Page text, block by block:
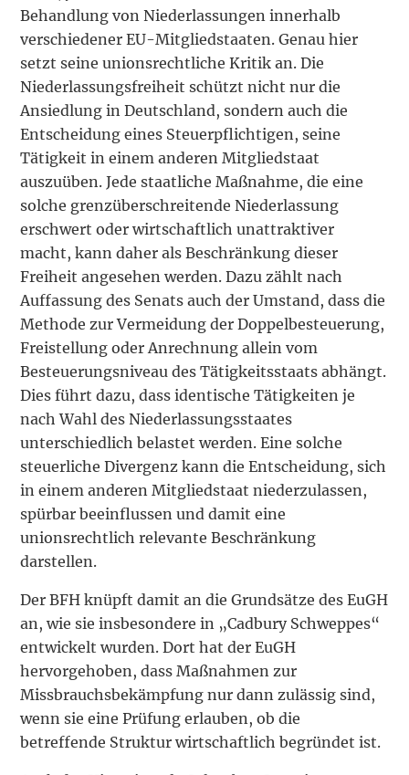
Behandlung von Niederlassungen innerhalb
verschiedener EU-Mitgliedstaaten. Genau hier
setzt seine unionsrechtliche Kritik an. Die
Niederlassungsfreiheit schützt nicht nur die
Ansiedlung in Deutschland, sondern auch die
Entscheidung eines Steuerpflichtigen, seine
Tätigkeit in einem anderen Mitgliedstaat
auszuüben. Jede staatliche Maßnahme, die eine
solche grenzüberschreitende Niederlassung
erschwert oder wirtschaftlich unattraktiver
macht, kann daher als Beschränkung dieser
Freiheit angesehen werden. Dazu zählt nach
Auffassung des Senats auch der Umstand, dass die
Methode zur Vermeidung der Doppelbesteuerung,
Freistellung oder Anrechnung allein vom
Besteuerungsniveau des Tätigkeitsstaats abhängt.
Dies führt dazu, dass identische Tätigkeiten je
nach Wahl des Niederlassungsstaates
unterschiedlich belastet werden. Eine solche
steuerliche Divergenz kann die Entscheidung, sich
in einem anderen Mitgliedstaat niederzulassen,
spürbar beeinflussen und damit eine
unionsrechtlich relevante Beschränkung
darstellen.
Der BFH knüpft damit an die Grundsätze des EuGH
an, wie sie insbesondere in „Cadbury Schweppes“
entwickelt wurden. Dort hat der EuGH
hervorgehoben, dass Maßnahmen zur
Missbrauchsbekämpfung nur dann zulässig sind,
wenn sie eine Prüfung erlauben, ob die
betreffende Struktur wirtschaftlich begründet ist.